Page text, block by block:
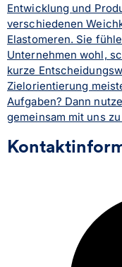
Entwicklung und
verschiedenen
Elastomeren. Sie
Unternehmen wohl,
kurze
Zielorientierung
Aufgaben? Dann
gemeinsam mit uns